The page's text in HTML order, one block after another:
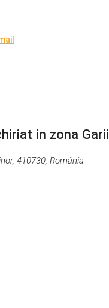
in zona Garii
410730, România